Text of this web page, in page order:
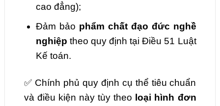
cao đẳng);
Đảm bảo phẩm chất đạo đức nghề
nghiệp theo quy định tại Điều 51 Luật
Kế toán.
✅ Chính phủ quy định cụ thể tiêu chuẩn
và điều kiện này tùy theo loại hình đơn